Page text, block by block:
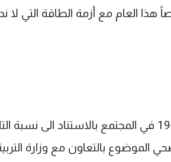
هذا العام مع أزمة الطاقة التي لا
بالدرجة الأولى، يُعتبر فتح أبواب المدارس مرتبطاً بحركة فيروس كوفيد -19 في المجتمع بالاستناد الى
الموضوع بالتعاون مع وزارة